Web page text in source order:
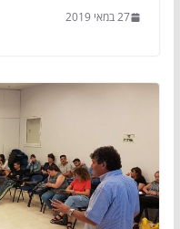
27 במאי 2019